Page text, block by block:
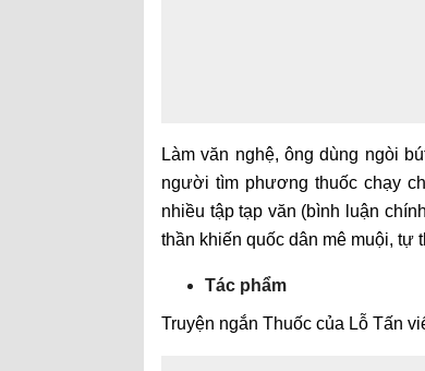
Làm văn nghệ, ông dùng ngòi
người tìm phương thuốc chạy
nhiều tập tạp văn (bình luận
thần khiến quốc dân mê muội, tự
Tác phẩm
Truyện ngắn Thuốc của Lỗ Tấn